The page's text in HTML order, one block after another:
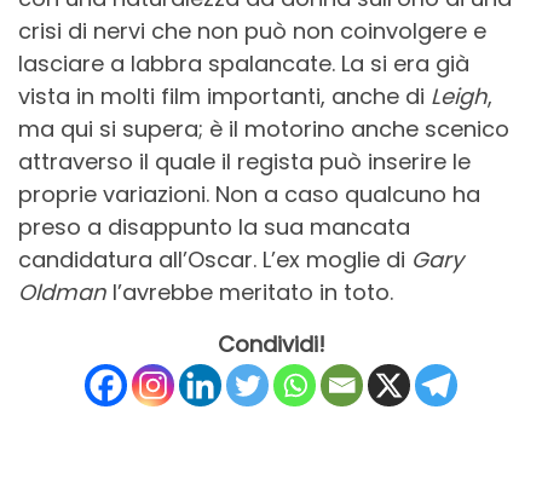
crisi di nervi che non può non coinvolgere e
lasciare a labbra spalancate. La si era già
vista in molti film importanti, anche di Leigh,
ma qui si supera; è il motorino anche scenico
attraverso il quale il regista può inserire le
proprie variazioni. Non a caso qualcuno ha
preso a disappunto la sua mancata
candidatura all’Oscar. L’ex moglie di Gary
Oldman l’avrebbe meritato in toto.
Condividi!